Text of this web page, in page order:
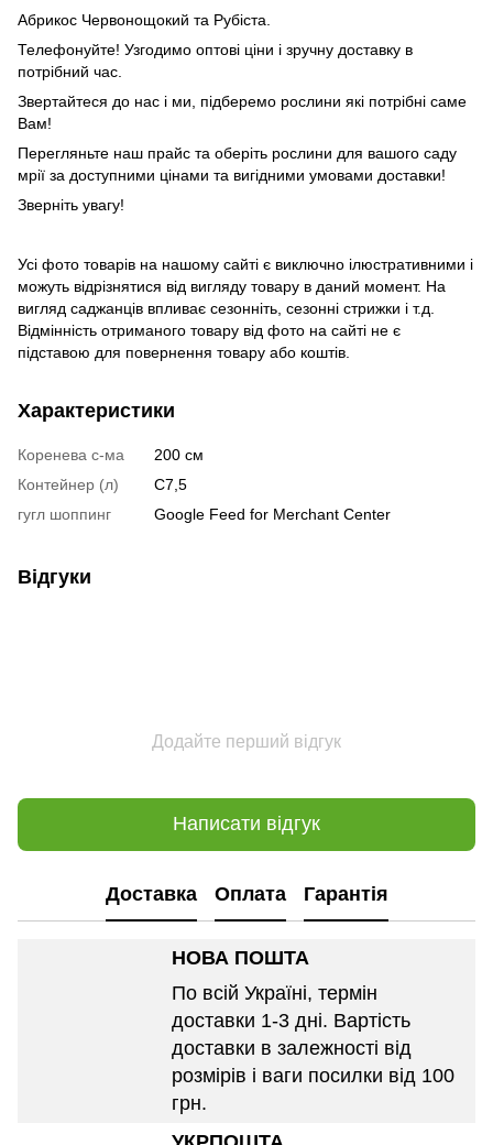
Абрикос Червонощокий та Рубіста.
Телефонуйте! Узгодимо оптові ціни і зручну доставку в
потрібний час.
Звертайтеся до нас і ми, підберемо рослини які потрібні саме
Вам!
Перегляньте наш прайс та оберіть рослини для вашого саду
мрії за доступними цінами та вигідними умовами доставки!
Зверніть увагу!
Усі фото товарів на нашому сайті є виключно ілюстративними і
можуть відрізнятися від вигляду товару в даний момент. На
вигляд саджанців впливає сезонніть, сезонні стрижки і т.д.
Відмінність отриманого товару від фото на сайті не є
підставою для повернення товару або коштів.
Характеристики
Коренева с-ма
200 см
Контейнер (л)
С7,5
гугл шоппинг
Google Feed for Merchant Center
Відгуки
Додайте перший відгук
Написати відгук
Доставка Оплата Гарантія
НОВА ПОШТА
По всій Україні, термін
доставки 1-3 дні. Вартість
доставки в залежності від
розмірів і ваги посилки від 100
грн.